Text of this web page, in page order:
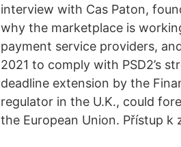
interview with Cas Paton,
why the marketplace is
payment service providers,
2021 to comply with PSD2’s
deadline extension by the
regulator in the U.K., could
the European Union. Přístup